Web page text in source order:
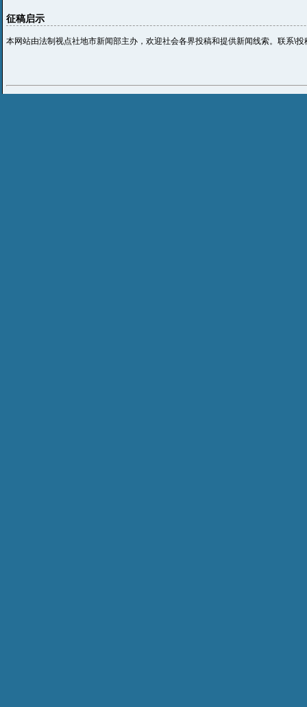
征稿启示
本网站由法制视点社地市新闻部主办，欢迎社会各界投稿和提供新闻线索。联系\投